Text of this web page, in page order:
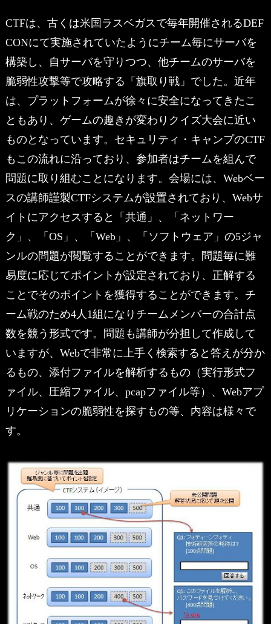
CTFは、古くは米国ラスベガスで毎年開催されるDEF
CONにて実施されていたようにチーム毎にサーバを
構築し、自サーバを守りつつ、他チームのサーバを
脆弱性攻撃等で攻略する「旗取り戦」でした。近年
は、プラットフォームが徐々に安全になってきたこ
ともあり、ゲームの趣きが変わりクイズ大会に近い
ものとなっています。セキュリティ・キャンプのCTF
もこの流れに沿っており、参加者はチームを組んで
問題に取り組むことになります。会場には、Webベー
スの講師謹製CTFシステムが設置されており、Webサ
イトにアクセスすると「共通」、「ネットワー
ク」、「OS」、「Web」、「ソフトウェア」の5ジャ
ンルの問題が閲覧することができます。問題毎に難
易度に応じてポイントが設定されており、正解する
ことでそのポイントを獲得することができます。チ
ーム戦のため4人1組になりチームメンバーの合計点
数を競う形式です。問題も講師が分担して作成して
いますが、Webで非常に上手く検索すると答えが分か
るもの、添付ファイルを解析するもの（実行形式フ
ァイル、圧縮ファイル、pcapファイル等）、Webアプ
リケーションの脆弱性を探すもの等、内容は様々で
す。